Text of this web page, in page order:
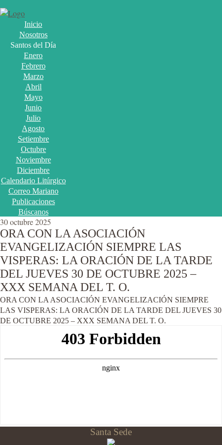
Inicio
Nosotros
Santos del Día
Enero
Febrero
Marzo
Abril
Mayo
Junio
Julio
Agosto
Setiembre
Octubre
Noviembre
Diciembre
Calendario Litúrgico
Correo Mariano
Publicaciones
Búscanos
30 octubre 2025
ORA CON LA ASOCIACIÓN
EVANGELIZACIÓN SIEMPRE LAS
VISPERAS: LA ORACIÓN DE LA TARDE
DEL JUEVES 30 DE OCTUBRE 2025 –
XXX SEMANA DEL T. O.
ORA CON LA ASOCIACIÓN EVANGELIZACIÓN SIEMPRE
LAS VISPERAS: LA ORACIÓN DE LA TARDE DEL JUEVES 30
DE OCTUBRE 2025 – XXX SEMANA DEL T. O.
Santa Sede